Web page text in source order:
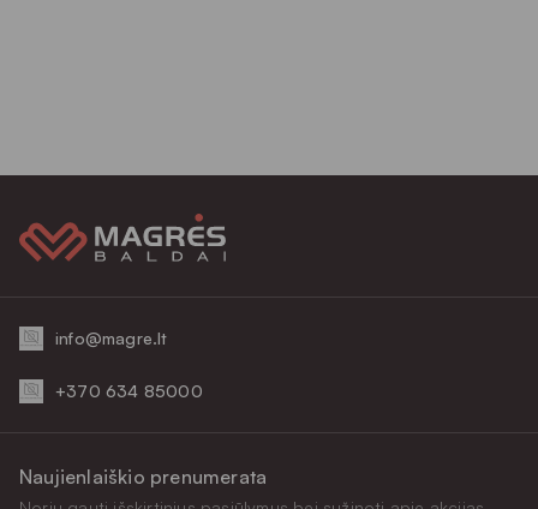
info@magre.lt
+370 634 85000
Naujienlaiškio prenumerata